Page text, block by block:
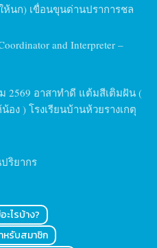
ห้นก) เขื่อนขุนด่านปราการชล
and Interpreter –
2569 อาสาทำดี แต้มสีเติมฝัน (
ง ) โรงเรียนบ้านห้วยรางเกตุ
ปริยากร
ะไรบ้าง?
หรับสมาชิก